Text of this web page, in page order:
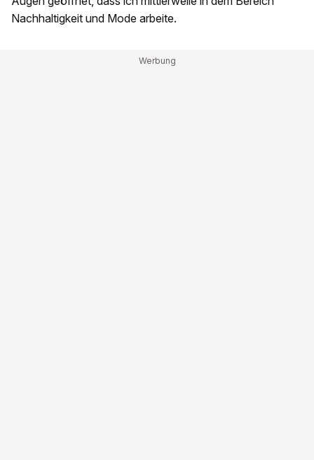
Nachhaltigkeit und Mode arbeite.